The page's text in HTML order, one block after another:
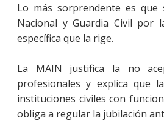
Lo más sorprendente es que
Nacional y Guardia Civil por
específica que la rige.
La MAIN justifica la no
profesionales y explica que
instituciones civiles con
obliga a regular la jubilación